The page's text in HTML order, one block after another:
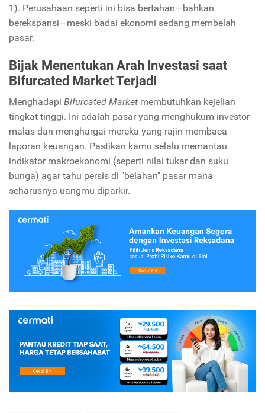
1). Perusahaan seperti ini bisa bertahan—bahkan
berekspansi—meski badai ekonomi sedang membelah
pasar.
Bijak Menentukan Arah Investasi saat
Bifurcated Market Terjadi
Menghadapi Bifurcated Market membutuhkan kejelian
tingkat tinggi. Ini adalah pasar yang menghukum investor
malas dan menghargai mereka yang rajin membaca
laporan keuangan. Pastikan kamu selalu memantau
indikator makroekonomi (seperti nilai tukar dan suku
bunga) agar tahu persis di "belahan" pasar mana
seharusnya uangmu diparkir.